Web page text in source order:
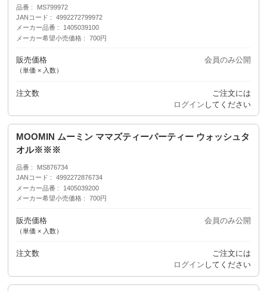
品番
MS799972
JANコード
4992272799972
メーカー品番
1405039100
メーカー希望小売価格
700円
販売価格
（単価 × 入数）
会員のみ公開
注文数
ご注文には
ログイン してください
MOOMIN ムーミン ママズティーパーティー ウォッシュタ
オル※※※
品番
MS876734
JANコード
4992272876734
メーカー品番
1405039200
メーカー希望小売価格
700円
販売価格
（単価 × 入数）
会員のみ公開
注文数
ご注文には
ログイン してください